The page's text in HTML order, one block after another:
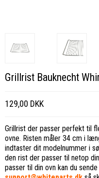
Grillrist Bauknecht
129,00 DKK
Grillrist der passer perfekt til
ovne. Risten måler 34 cm i
indtaster dit modelnummer i
den rist der passer til netop
passer til din ovn kan du